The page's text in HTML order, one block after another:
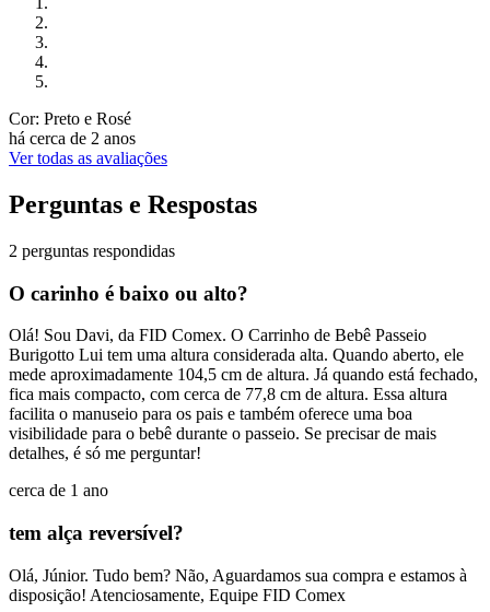
Cor: Preto e Rosé
há cerca de 2 anos
Ver todas as avaliações
Perguntas e Respostas
2 perguntas respondidas
O carinho é baixo ou alto?
Olá! Sou Davi, da FID Comex. O Carrinho de Bebê Passeio
Burigotto Lui tem uma altura considerada alta. Quando aberto, ele
mede aproximadamente 104,5 cm de altura. Já quando está fechado,
fica mais compacto, com cerca de 77,8 cm de altura. Essa altura
facilita o manuseio para os pais e também oferece uma boa
visibilidade para o bebê durante o passeio. Se precisar de mais
detalhes, é só me perguntar!
cerca de 1 ano
tem alça reversível?
Olá, Júnior. Tudo bem? Não, Aguardamos sua compra e estamos à
disposição! Atenciosamente, Equipe FID Comex